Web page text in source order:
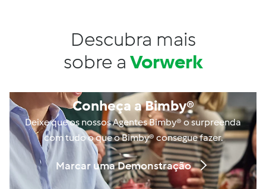
Descubra mais
sobre a Vorwerk
Conheça a Bimby®
Deixe que os nossos Agentes Bimby® o surpreenda
com tudo o que o Bimby® consegue fazer.
Marcar uma Demonstração